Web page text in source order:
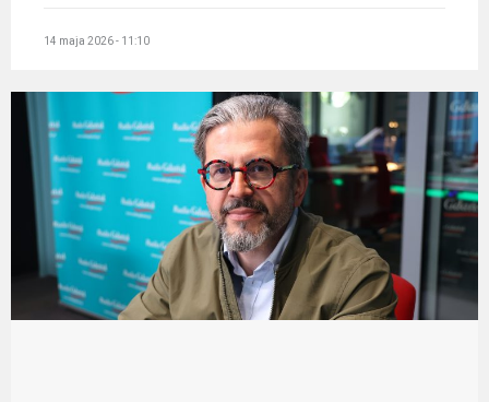
14 maja 2026 - 11:10